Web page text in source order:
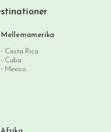
Mellemamerika
Costa Rica
Cuba
Mexico